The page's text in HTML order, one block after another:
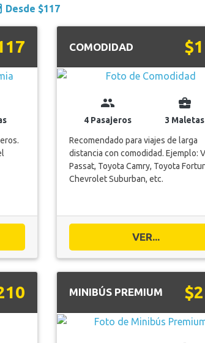
Desde $117
COMODIDAD
group
4 Pasajeros
business_center
3 Maletas
Recomendado para viajes de larga
distancia con comodidad. Ejemplo:
Passat, Toyota Camry, Toyota
Chevrolet Suburban, etc.
VER...
MINIBÚS PREMIUM